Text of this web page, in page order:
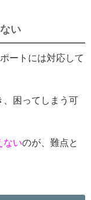
い
ートには対応して
、困ってしまう可
ないのが、難点と